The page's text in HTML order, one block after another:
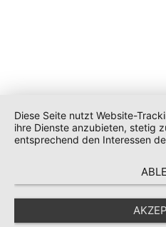
Diese Seite nutzt Website-
ihre Dienste anzubieten, stetig
entsprechend den Interessen